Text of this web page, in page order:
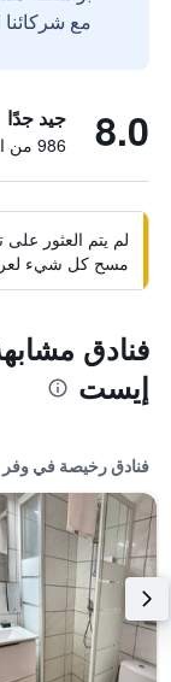
مع شركائنا
8.0 جيد جدًا
986 من التقييمات تم التحقق منها
لم يتم العثور
مسح كل شيء
فنادق
إيست
فنادق رخيصة في وفر